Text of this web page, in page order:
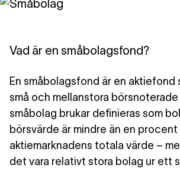
Vad är en småbolagsfond?
En småbolagsfond är en aktiefond
små och mellanstora
småbolag brukar definieras som
börsvärde är mindre än en
aktiemarknadens totala värde –
det vara relativt stora bolag ur ett